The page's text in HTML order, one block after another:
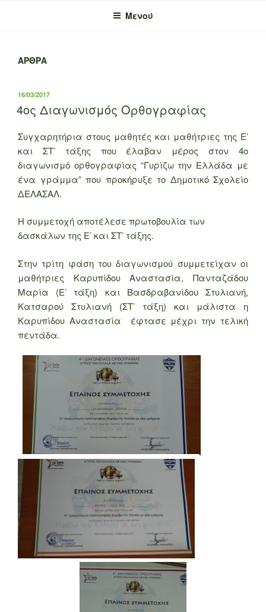
Μενού
ΆΡΘΡΑ
ΔΗΜΟΣΙΕΎΤΗΚΕ
ΣΤΙΣ
16/03/2017
4ος Διαγωνισμός Ορθογραφίας
Συγχαρητήρια στους μαθητές και μαθήτριες της Ε’
και ΣΤ’ τάξης που έλαβαν μέρος στον 4ο
διαγωνισμό ορθογραφίας “Γυρίζω την Ελλάδα με
ένα γράμμα” που προκήρυξε το Δημοτικό Σχολείο
ΔΕΛΑΣΑΛ.
Η συμμετοχή αποτέλεσε πρωτοβουλία των
δασκάλων της Ε’ και ΣΤ’ τάξης.
Στην τρίτη φάση του διαγωνισμού συμμετείχαν οι
μαθήτριες Καρυπίδου Αναστασία, Πανταζάδου
Μαρία (Ε’ τάξη) και Βασδραβανίδου Στυλιανή,
Κατσαρού Στυλιανή (ΣΤ’ τάξη) και μάλιστα η
Καρυπίδου Αναστασία έφτασε μέχρι την τελική
πεντάδα.